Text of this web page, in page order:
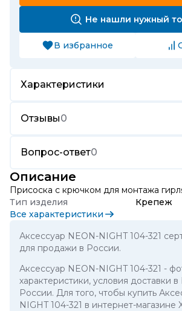
Не нашли нужный
В избранное
Характеристики
Отзывы0
Вопрос-ответ0
Описание
Присоска с крючком для монтажа
Тип изделия
Крепеж
Все характеристики
Аксессуар NEON-NIGHT 104-321
для продажи в России.
Аксессуар NEON-NIGHT 104-321 -
характеристики, условия доставки
России. Для того, чтобы купить
NIGHT 104-321 в интернет-магазине